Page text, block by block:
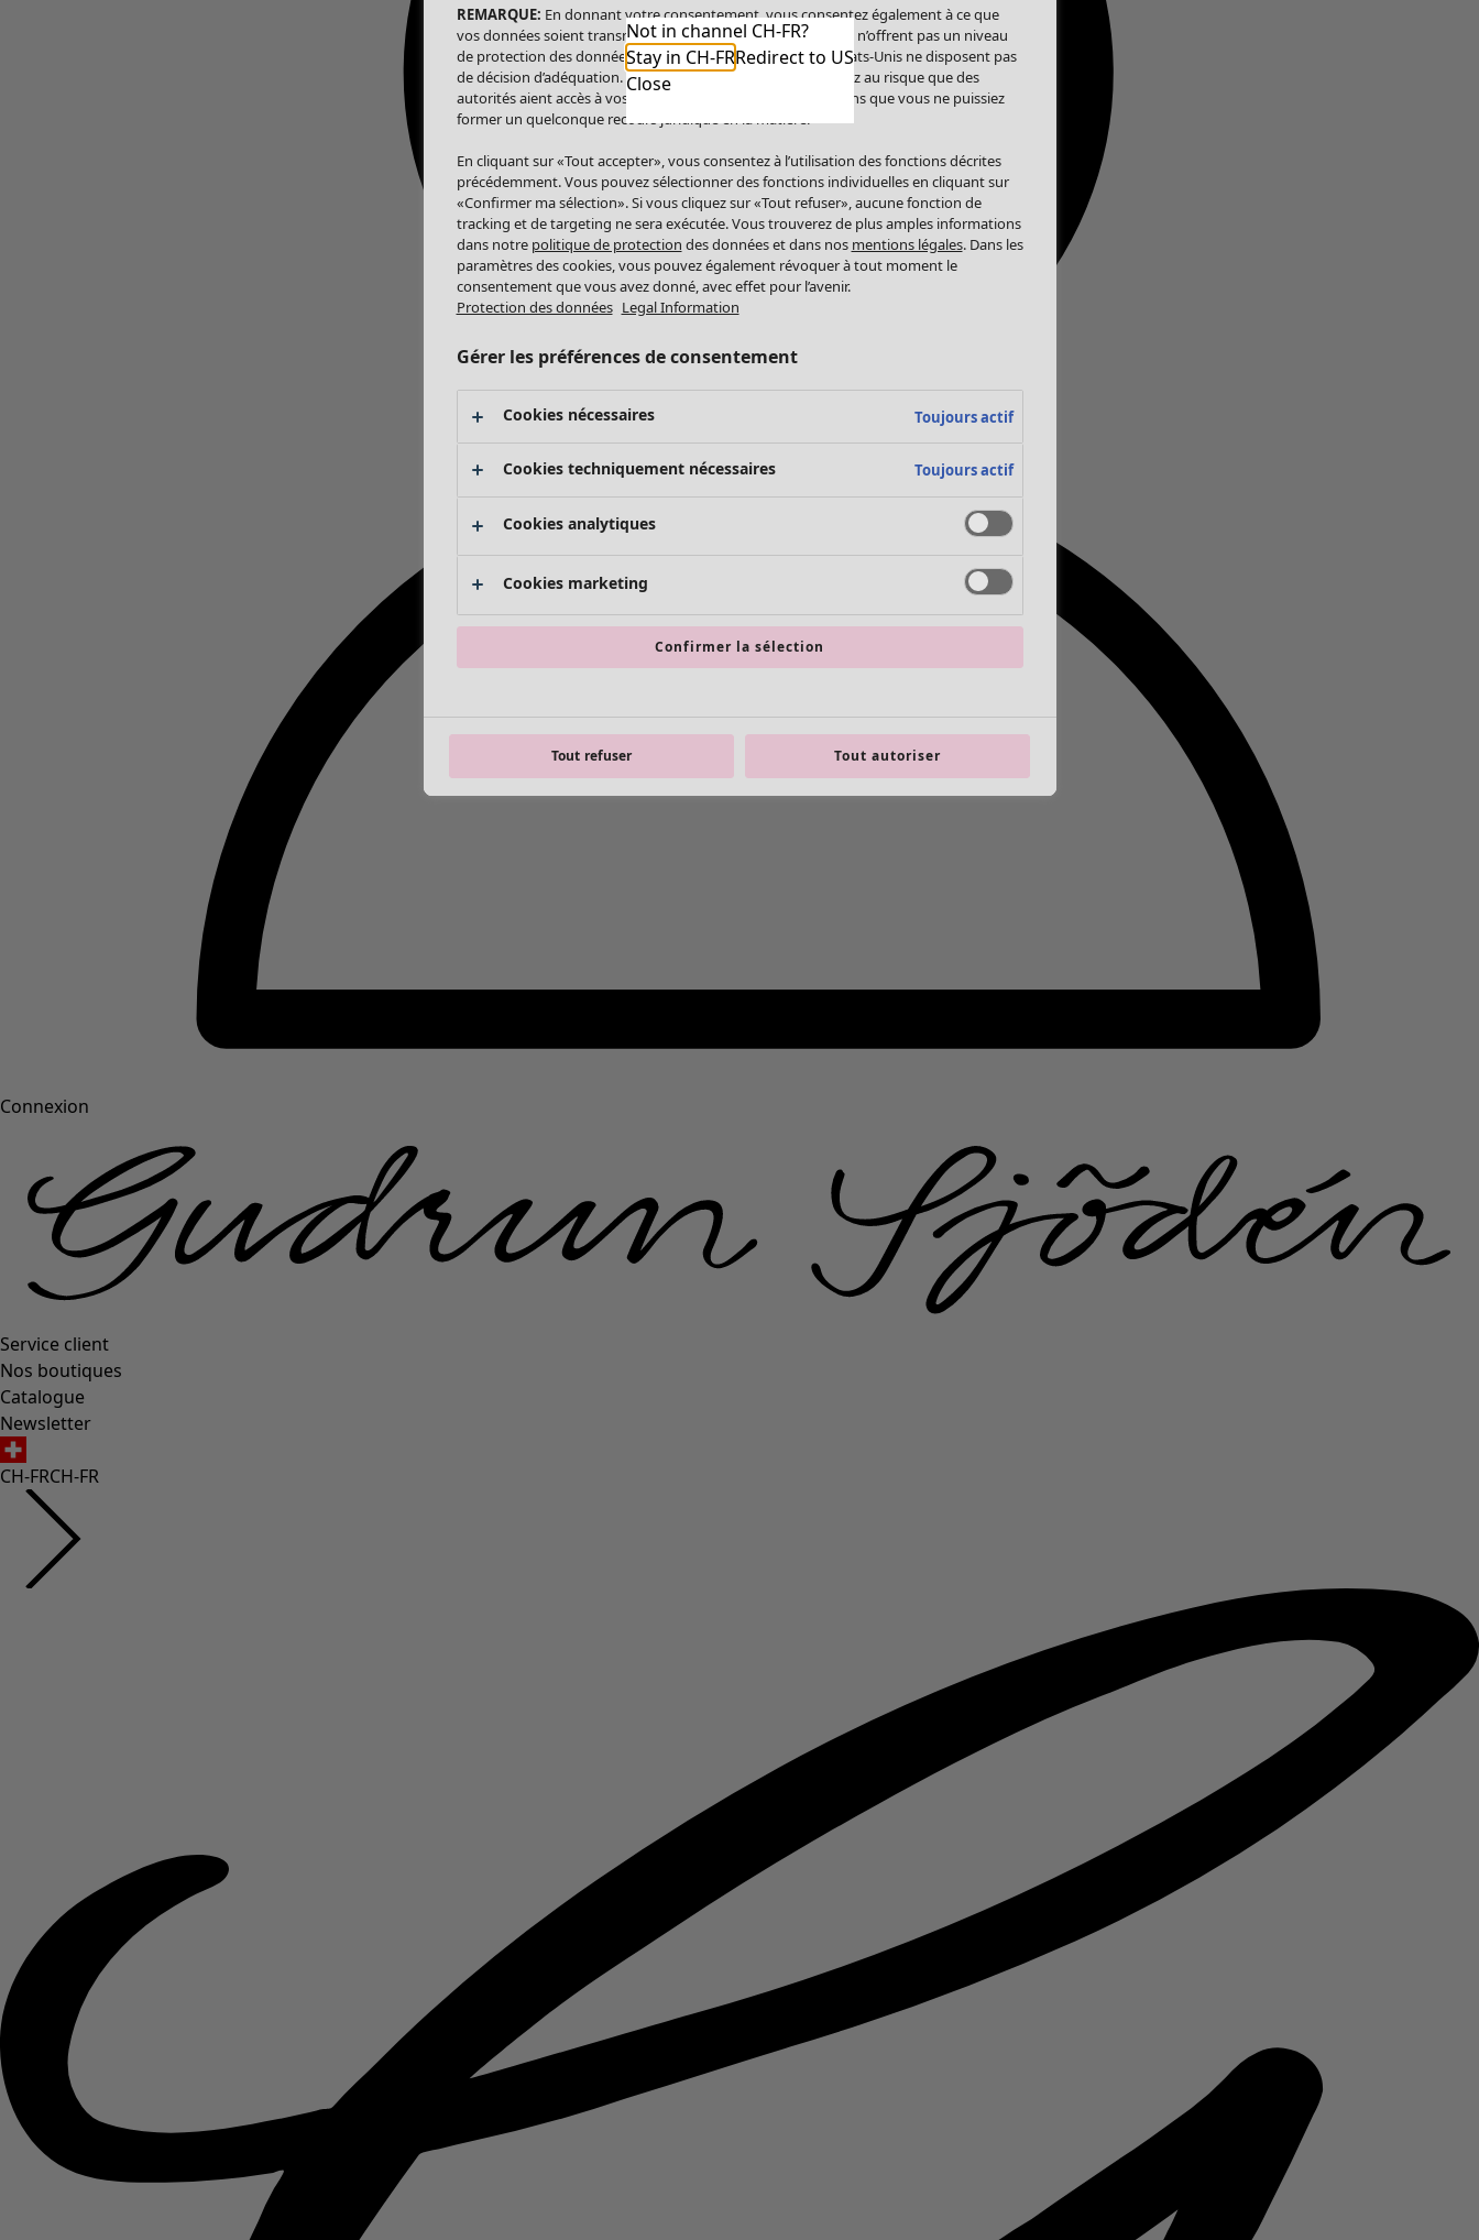
Connexion
Service client
Nos boutiques
Catalogue
Newsletter
CH-FRCH-FR
Not in channel CH-FR?
Stay in CH-FRRedirect to US
Close
REMARQUE: En donnant votre consentement, vous consentez également à ce que
vos données soient transmises aux États-Unis. Les États-Unis n’offrent pas un niveau
de protection des données comparable à celui de l’UE. Les États-Unis ne disposent pas
de décision d’adéquation. Par conséquent, vous vous exposez au risque que des
autorités aient accès à vos données à caractère personnel sans que vous ne puissiez
former un quelconque recours juridique en la matière.
En cliquant sur «Tout accepter», vous consentez à l’utilisation des fonctions décrites
précédemment. Vous pouvez sélectionner des fonctions individuelles en cliquant sur
«Confirmer ma sélection». Si vous cliquez sur «Tout refuser», aucune fonction de
tracking et de targeting ne sera exécutée. Vous trouverez de plus amples informations
dans notre politique de protection des données et dans nos mentions légales. Dans les
paramètres des cookies, vous pouvez également révoquer à tout moment le
consentement que vous avez donné, avec effet pour l’avenir.
Protection des données Legal Information
Gérer les préférences de consentement
Cookies nécessaires Toujours actif
Cookies techniquement nécessaires Toujours actif
Cookies analytiques
Cookies marketing
Confirmer la sélection
Tout refuser Tout autoriser